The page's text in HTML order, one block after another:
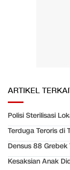
ARTIKEL
Polisi Sterilisasi
Terduga Teroris di
Densus 88 Grebek
Kesaksian Anak